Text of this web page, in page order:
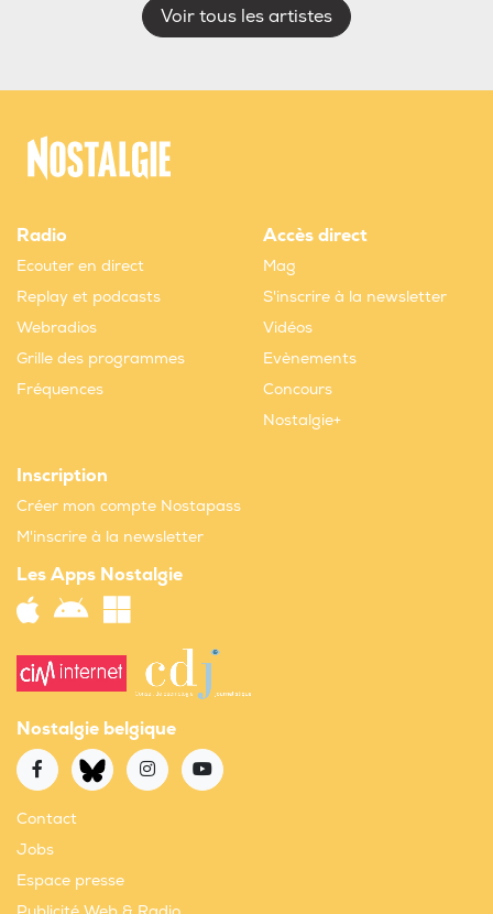
Voir tous les artistes
Radio
Ecouter en direct
Replay et podcasts
Webradios
Grille des programmes
Fréquences
Accès direct
Mag
S'inscrire à la newsletter
Vidéos
Evènements
Concours
Nostalgie+
Inscription
Créer mon compte Nostapass
M'inscrire à la newsletter
Les Apps Nostalgie
Nostalgie belgique
Contact
Jobs
Espace presse